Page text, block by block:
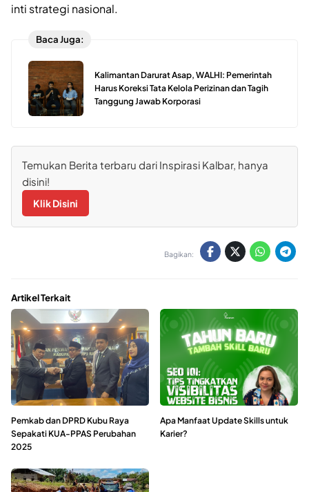
inti strategi nasional.
Baca Juga:
Kalimantan Darurat Asap, WALHI: Pemerintah
Harus Koreksi Tata Kelola Perizinan dan Tagih
Tanggung Jawab Korporasi
Temukan Berita terbaru dari Inspirasi Kalbar, hanya
disini!
Klik Disini
Bagikan:
Artikel Terkait
Pemkab dan DPRD Kubu Raya
Sepakati KUA-PPAS Perubahan
2025
Apa Manfaat Update Skills untuk
Karier?